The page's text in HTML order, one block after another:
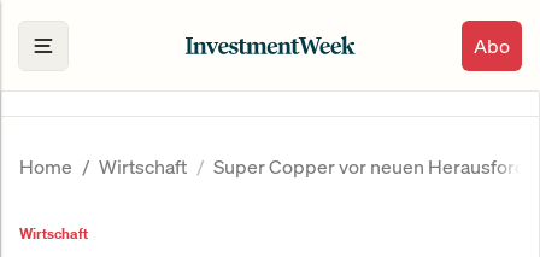
Abo
Home Wirtschaft Super Copper vor neuen
Wirtschaft